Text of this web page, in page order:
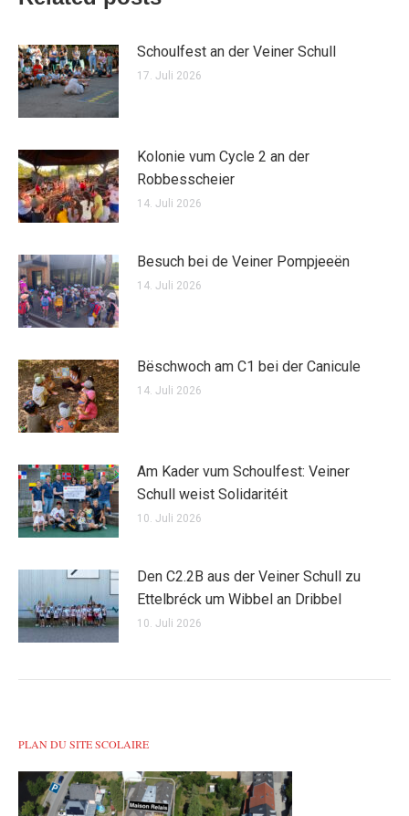
Schoulfest an der Veiner Schull
17. Juli 2026
Kolonie vum Cycle 2 an der
Robbesscheier
14. Juli 2026
Besuch bei de Veiner Pompjeeën
14. Juli 2026
Bëschwoch am C1 bei der Canicule
14. Juli 2026
Am Kader vum Schoulfest: Veiner
Schull weist Solidaritéit
10. Juli 2026
Den C2.2B aus der Veiner Schull zu
Ettelbréck um Wibbel an Dribbel
10. Juli 2026
PLAN DU SITE SCOLAIRE